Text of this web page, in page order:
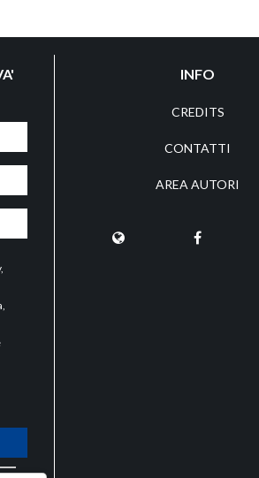
,
INFO
CREDITS
CONTATTI
AREA AUTORI